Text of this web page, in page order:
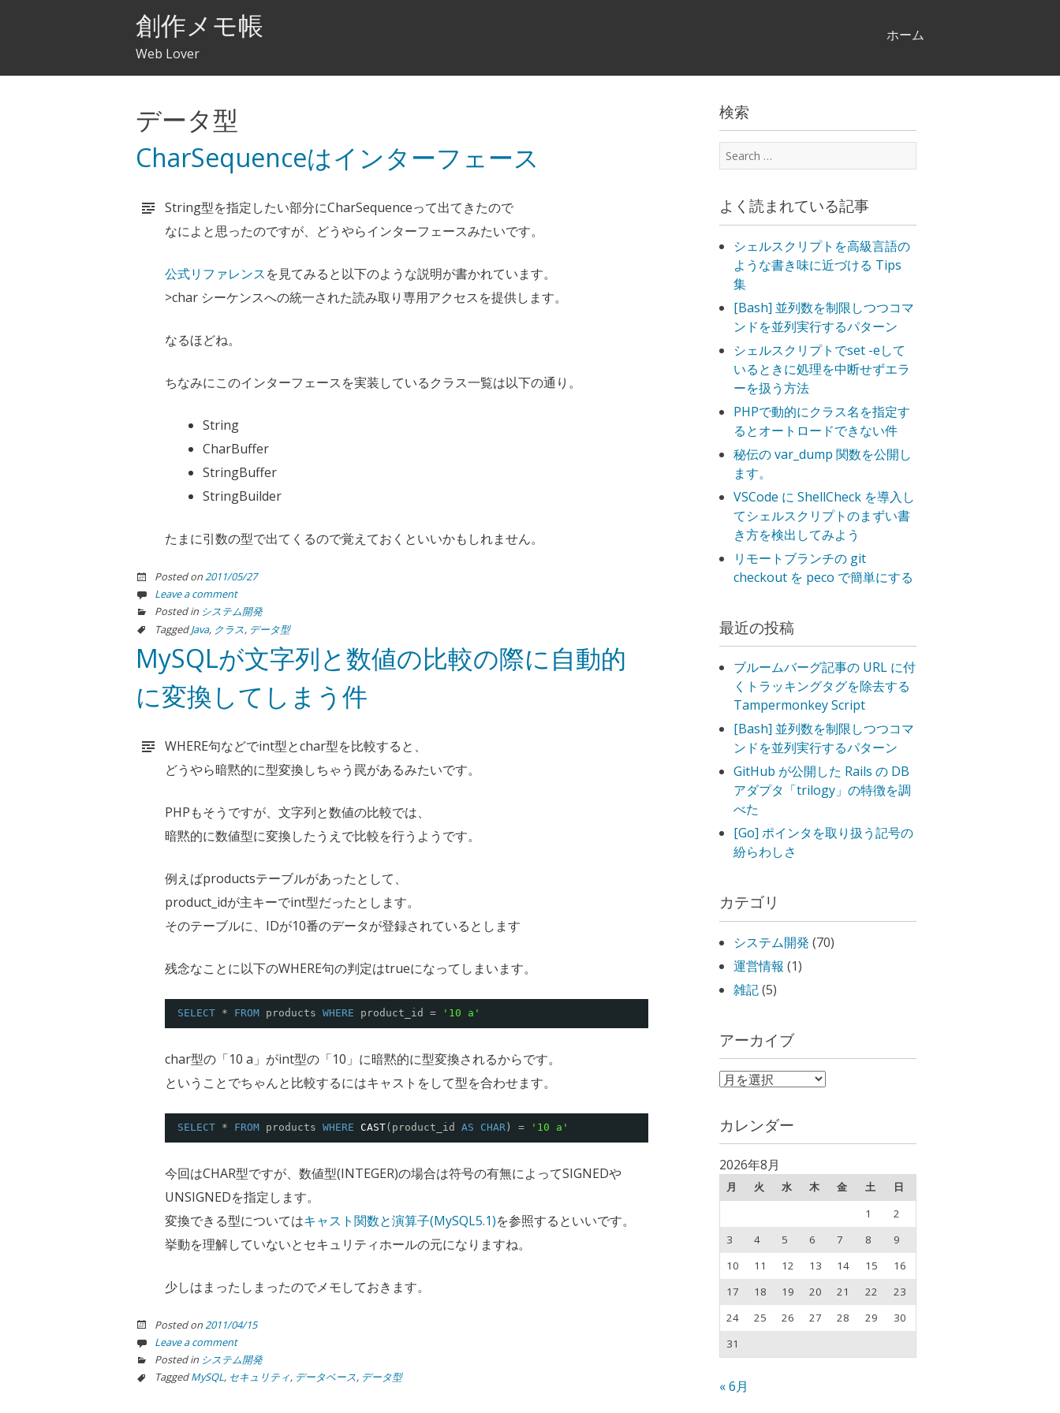
創作メモ帳
Web Lover
Skip
content
ホーム
データ型
CharSequenceはインターフェース
String型を指定したい部分にCharSequenceって出てきたので
なによと思ったのですが、どうやらインターフェースみたいです。
公式リファレンスを見てみると以下のような説明が書かれています。
>char シーケンスへの統一された読み取り専用アクセスを提供します。
なるほどね。
ちなみにこのインターフェースを実装しているクラス一覧は以下の通り。
String
CharBuffer
StringBuffer
StringBuilder
たまに引数の型で出てくるので覚えておくといいかもしれません。
Posted on2011/05/27
Leave a comment
Posted in システム開発
TaggedJava, クラス, データ型
MySQLが文字列と数値の比較の際に自動的
に変換してしまう件
WHERE句などでint型とchar型を比較すると、
どうやら暗黙的に型変換しちゃう罠があるみたいです。
PHPもそうですが、文字列と数値の比較では、
暗黙的に数値型に変換したうえで比較を行うようです。
例えばproductsテーブルがあったとして、
product_idが主キーでint型だったとします。
そのテーブルに、IDが10番のデータが登録されているとします
残念なことに以下のWHERE句の判定はtrueになってしまいます。
SELECT * FROM products WHERE product_id = '10 a'
char型の「10 a」がint型の「10」に暗黙的に型変換されるからです。
ということでちゃんと比較するにはキャストをして型を合わせます。
SELECT * FROM products WHERE CAST(product_id AS CHAR) = '10 a'
今回はCHAR型ですが、数値型(INTEGER)の場合は符号の有無によってSIGNEDや
UNSIGNEDを指定します。
変換できる型についてはキャスト関数と演算子(MySQL5.1)を参照するといいです。
挙動を理解していないとセキュリティホールの元になりますね。
少しはまったしまったのでメモしておきます。
Posted on2011/04/15
Leave a comment
Posted in システム開発
TaggedMySQL, セキュリティ, データベース, データ型
検索
Search
for:
よく読まれている記事
シェルスクリプトを高級言語の
ような書き味に近づける Tips
集
[Bash] 並列数を制限しつつコマ
ンドを並列実行するパターン
シェルスクリプトでset -eして
いるときに処理を中断せずエラ
ーを扱う方法
PHPで動的にクラス名を指定す
るとオートロードできない件
秘伝の var_dump 関数を公開し
ます。
VSCode に ShellCheck を導入し
てシェルスクリプトのまずい書
き方を検出してみよう
リモートブランチの git
checkout を peco で簡単にする
最近の投稿
ブルームバーグ記事の URL に付
くトラッキングタグを除去する
Tampermonkey Script
[Bash] 並列数を制限しつつコマ
ンドを並列実行するパターン
GitHub が公開した Rails の DB
アダプタ「trilogy」の特徴を調
べた
[Go] ポインタを取り扱う記号の
紛らわしさ
カテゴリ
システム開発 (70)
運営情報 (1)
雑記(5)
アーカイブ
ア
カ
イ
カレンダー
2026年8月
月 火 水 木 金 土
日
1
2
3
4 5 6 7 8
9
10
11 12 13 14 15
16
17
18 19 20 21 22
23
24
25 26 27 28 29
30
31
« 6月